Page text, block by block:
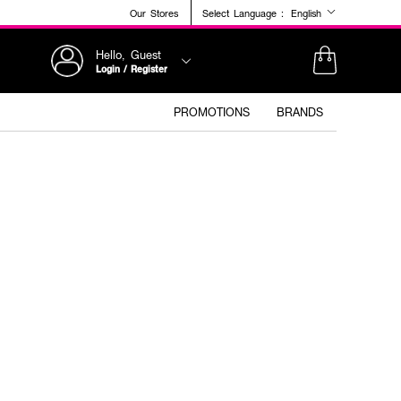
Our Stores Select Language : English
Hello, Guest
Login / Register
PROMOTIONS BRANDS